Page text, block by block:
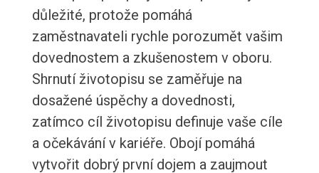
důležité, protože pomáhá
zaměstnavateli rychle porozumět vašim
dovednostem a zkušenostem v oboru.
Shrnutí životopisu se zaměřuje na
dosažené úspěchy a dovednosti,
zatímco cíl životopisu definuje vaše cíle
a očekávání v kariéře. Obojí pomáhá
vytvořit dobrý první dojem a zaujmout